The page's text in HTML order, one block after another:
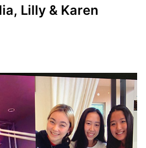
Lilly & Karen